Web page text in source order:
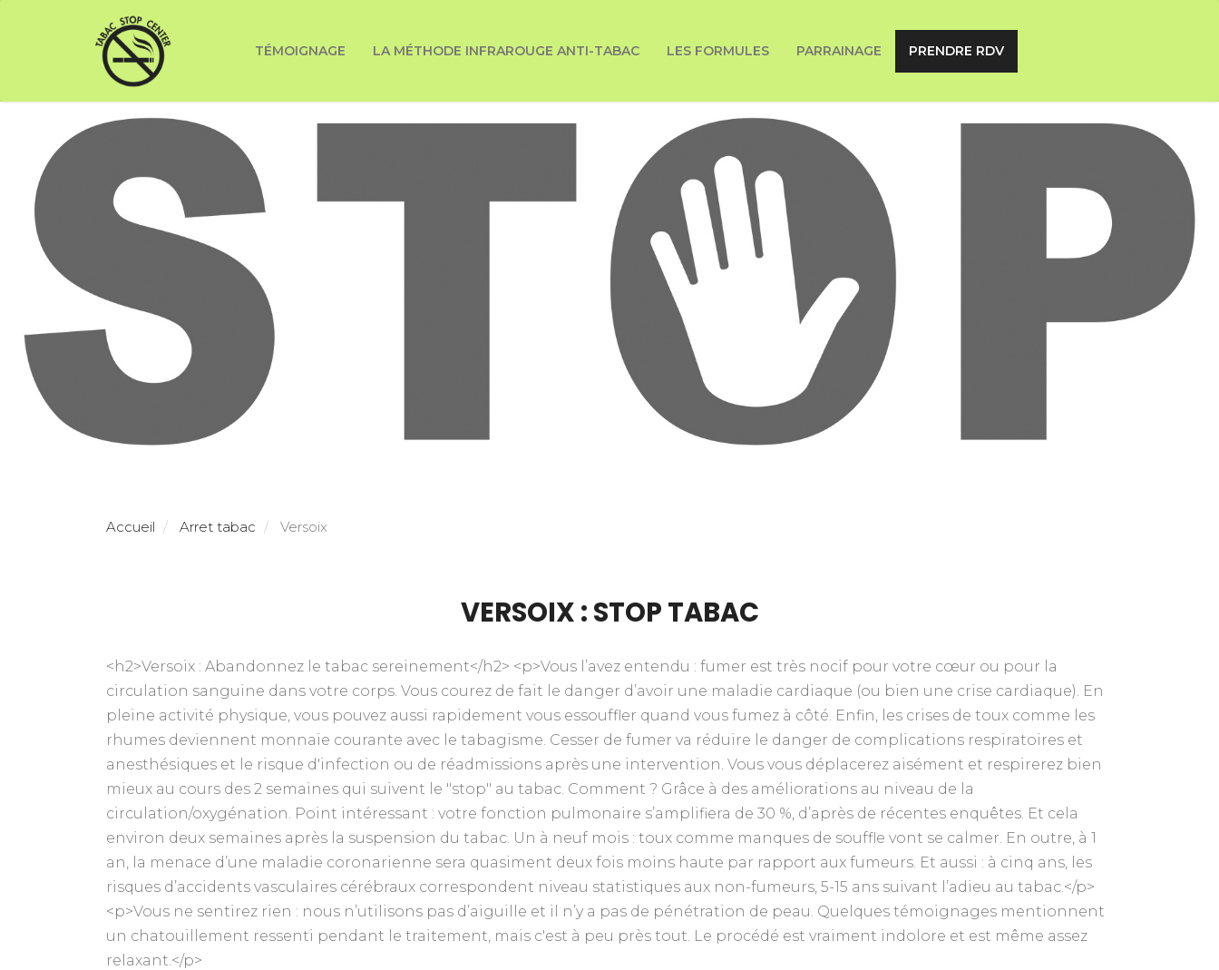
TÉMOIGNAGE LA MÉTHODE INFRAROUGE ANTI-TABAC LES FORMULES PARRAINAGE PRENDRE RDV
Accueil Arret tabac Versoix
VERSOIX : STOP TABAC
<h2>Versoix : Abandonnez le tabac sereinement</h2> <p>Vous l’avez entendu : fumer est très nocif pour votre cœur ou pour la
circulation sanguine dans votre corps. Vous courez de fait le danger d’avoir une maladie cardiaque (ou bien une crise cardiaque). En
pleine activité physique, vous pouvez aussi rapidement vous essouffler quand vous fumez à côté. Enfin, les crises de toux comme les
rhumes deviennent monnaie courante avec le tabagisme. Cesser de fumer va réduire le danger de complications respiratoires et
anesthésiques et le risque d'infection ou de réadmissions après une intervention. Vous vous déplacerez aisément et respirerez bien
mieux au cours des 2 semaines qui suivent le "stop" au tabac. Comment ? Grâce à des améliorations au niveau de la
circulation/oxygénation. Point intéressant : votre fonction pulmonaire s’amplifiera de 30 %, d’après de récentes enquêtes. Et cela
environ deux semaines après la suspension du tabac. Un à neuf mois : toux comme manques de souffle vont se calmer. En outre, à 1
an, la menace d’une maladie coronarienne sera quasiment deux fois moins haute par rapport aux fumeurs. Et aussi : à cinq ans, les
risques d’accidents vasculaires cérébraux correspondent niveau statistiques aux non-fumeurs, 5-15 ans suivant l’adieu au tabac.</p>
<p>Vous ne sentirez rien : nous n’utilisons pas d’aiguille et il n’y a pas de pénétration de peau. Quelques témoignages mentionnent
un chatouillement ressenti pendant le traitement, mais c'est à peu près tout. Le procédé est vraiment indolore et est même assez
relaxant.</p>